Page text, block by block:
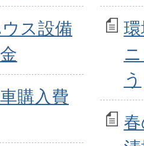
ス設備
購入費
う